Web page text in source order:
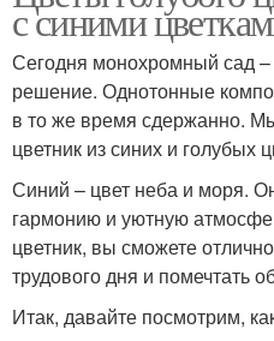
с синими
Сегодня монохромный сад
решение. Однотонные
в то же время сдержанно.
цветник из синих и голубых
Синий – цвет неба и моря.
гармонию и уютную
цветник, вы сможете
трудового дня и помечтать
Итак, давайте посмотрим,